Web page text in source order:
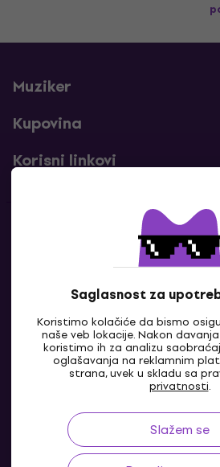
Saglasnost za
Koristimo kolačiće da bismo
naše veb lokacije. Nakon
koristimo ih za analizu
oglašavanja na reklamnim
strana, uvek u skladu sa
privatnosti.
Slažem se
Muziker
Kupovina
Korisni linkovi
Kontakti
Kontaktiraj
BA